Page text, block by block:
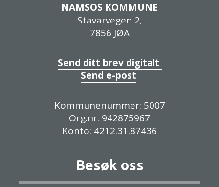
NAMSOS KOMMUNE
Stavarvegen 2,
7856 JØA
Send ditt brev digitalt
Send e-post
Kommunenummer: 5007
Org.nr: 942875967
Konto: 4212.31.87436
Besøk oss